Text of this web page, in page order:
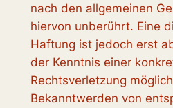
nach den allgemeinen
hiervon unberührt. Eine
Haftung ist jedoch erst
der Kenntnis einer
Rechtsverletzung
Bekanntwerden von